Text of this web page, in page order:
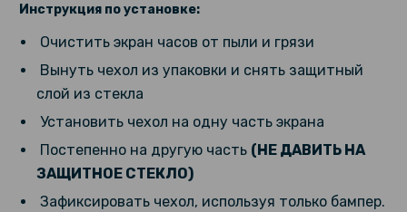
118 грн
Противоударное защитное стекло SoftGlass Full Cover PMMA для
Xiaomi Smart Band 9, Black
151 грн
Инструкция по установке:
Очистить экран часов от пыли и грязи
Вынуть чехол из упаковки и снять защитный
слой из стекла
Установить чехол на одну часть экрана
Постепенно на другую часть (НЕ ДАВИТЬ НА
ЗАЩИТНОЕ СТЕКЛО)
Зафиксировать чехол, используя только бампер.